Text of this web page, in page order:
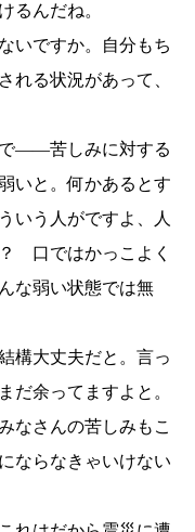
るんだね。
いですか。自分もち
れる状況があって、
――苦しみに対する
いと。何かあるとす
いう人がですよ、人
口ではかっこよく
な弱い状態では無
構大丈夫だと。言っ
だ余ってますよと。
なさんの苦しみもこ
ならなきゃいけない